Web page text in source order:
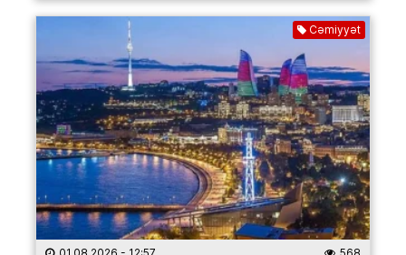
Cəmiyyət